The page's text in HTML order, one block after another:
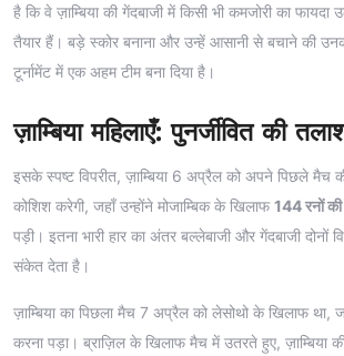
है कि वे ज़ाम्बिया की गेंदबाजी में किसी भी कमजोरी का फायदा
तैयार हैं। बड़े स्कोर बनाना और उन्हें आसानी से बचाने की उनकी
टूर्नामेंट में एक अहम टीम बना दिया है।
ज़ाम्बिया महिलाएँ: पुनर्जीवित की
इसके स्पष्ट विपरीत, ज़ाम्बिया 6 अप्रैल को अपने पिछले मैच
कोशिश करेगी, जहाँ उन्होंने मोजाम्बिक के खिलाफ144 रनों की
पड़ी। इतना भारी हार का अंतर बल्लेबाजी और गेंदबाजी दोनों
संकेत देता है।
ज़ाम्बिया का पिछला मैच 7 अप्रैल को लेसोथो के खिलाफ था,
करना पड़ा। ब्राज़िल के खिलाफ मैच में उतरते हुए, ज़ाम्बिया